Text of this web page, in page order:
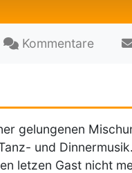
Kommentare
gelungenen
und
letzen Gast nicht